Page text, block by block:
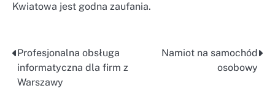
Kwiatowa jest godna zaufania.
Nawigacja
wpisu
Profesjonalna obsługa
informatyczna dla firm z
Warszawy
Namiot na samochód
osobowy